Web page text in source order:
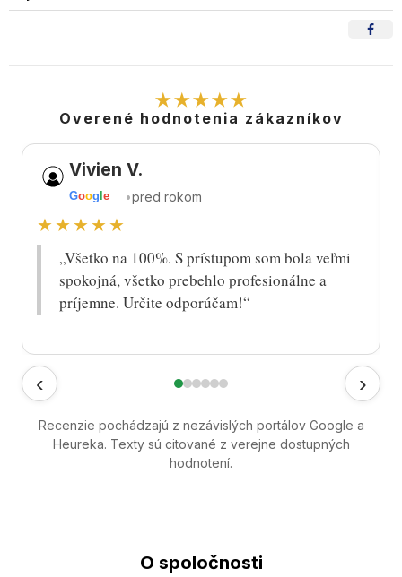
★★★★★
Overené hodnotenia zákazníkov
‹
Vivien V.
Goog le •pred rokom
★★★★★
„Všetko na 100%. S prístupom som bola veľmi
spokojná, všetko prebehlo profesionálne a
príjemne. Určite odporúčam!“
›
Recenzie pochádzajú z nezávislých portálov Google a
Heureka. Texty sú citované z verejne dostupných
hodnotení.
O spoločnosti